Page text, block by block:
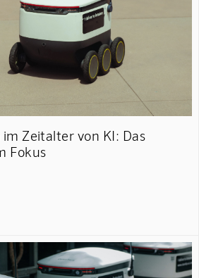
Zeitalter von KI: Das
Fokus